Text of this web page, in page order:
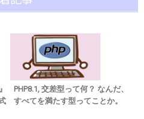
PHP8.1, 交差型って何？ なんだ、
すべてを満たす型ってことか。